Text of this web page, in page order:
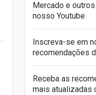
Mercado e
nosso Youtube
Inscreva-se em
recomendações
Receba as
mais atualizadas